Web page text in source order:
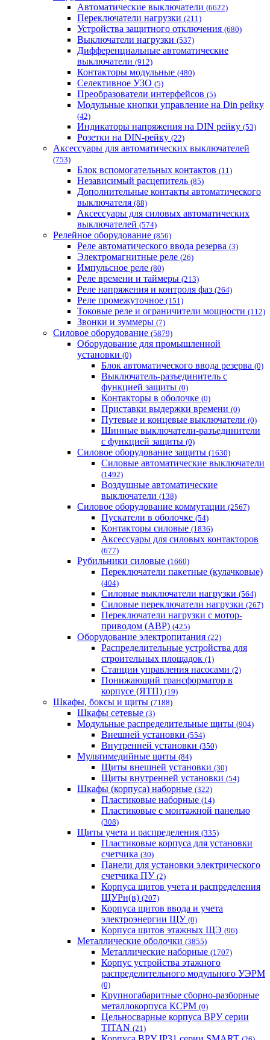
Укрэнерго-Альянс (Украина)
Автоматические выключатели (6622)
Переключатели нагрузки (211)
Устройства защитного отключения (680)
Выключатели нагрузки (537)
Дифференциальные автоматические
выключатели (912)
Контакторы модульные (480)
Селективное УЗО (5)
Преобразователи интерфейсов (5)
Модульные кнопки управление на Din рейку
(42)
Индикаторы напряжения на DIN рейку (53)
Розетки на DIN-рейку (22)
Аксессуары для автоматических выключателей
(753)
Блок вспомогательных контактов (11)
Независимый расцепитель (85)
Дополнительные контакты автоматического
выключателя (88)
Аксессуары для силовых автоматических
выключателей (574)
Релейное оборудование (856)
Реле автоматического ввода резерва (3)
Электромагнитные реле (26)
Импульсное реле (80)
Реле времени и таймеры (213)
Реле напряжения и контроля фаз (264)
Реле промежуточное (151)
Токовые реле и ограничители мощности (112)
Звонки и зуммеры (7)
Силовое оборудование (5879)
Оборудование для промышленной
установки (0)
Блок автоматического ввода резерва (0)
Выключатель-разъединитель с
функцией защиты (0)
Контакторы в оболочке (0)
Приставки выдержки времени (0)
Путевые и концевые выключатели (0)
Шинные выключатели-разъединители
с функцией защиты (0)
Силовое оборудование защиты (1630)
Силовые автоматические выключатели
(1492)
Воздушные автоматические
выключатели (138)
Силовое оборудование коммутации (2567)
Пускатели в оболочке (54)
Контакторы силовые (1836)
Аксессуары для силовых контакторов
(677)
Рубильники силовые (1660)
Переключатели пакетные (кулачковые)
(404)
Силовые выключатели нагрузки (564)
Cиловые переключатели нагрузки (267)
Переключатели нагрузки с мотор-
приводом (АВР) (425)
Оборудование электропитания (22)
Распределительные устройства для
строительных площадок (1)
Станции управления насосами (2)
Понижающий трансформатор в
корпусе (ЯТП) (19)
Шкафы, боксы и щиты (7188)
Шкафы сетевые (3)
Модульные распределительные щиты (904)
Внешней установки (554)
Внутренней установки (350)
Мультимедийные щиты (84)
Щиты внешней установки (30)
Щиты внутренней установки (54)
Шкафы (корпуса) наборные (322)
Пластиковые наборные (14)
Пластиковые с монтажной панелью
(308)
Щиты учета и распределения (335)
Пластиковые корпуса для установки
счетчика (30)
Панели для установки электрического
счетчика ПУ (2)
Корпуса щитов учета и распределения
ЩУРн(в) (207)
Корпуса щитов ввода и учета
электроэнергии ЩУ (0)
Корпуса щитов этажных ЩЭ (96)
Металлические оболочки (3855)
Металлические наборные (1707)
Корпус устройства этажного
распределительного модульного УЭРМ
(0)
Крупногабаритные сборно-разборные
металлокорпуса КСРМ (0)
Цельносварные корпуса ВРУ серии
TITAN (21)